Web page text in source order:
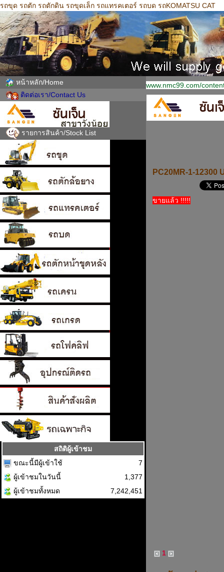
รถขุด รถตัก รถตักดิน รถขุดเล็ก รถแทรคเตอร์ รถบด รถKOMATSU CAT
หน้าหลัก/Home
ติดต่อเรา/Contact Us
รายการสินค้า/Stock List
สถิติผู้เข้าชม
ขณะนี้มีผู้เข้าใช้
7
ผู้เข้าชมในวันนี้
1,377
ผู้เข้าชมทั้งหมด
7,242,451
www.nmc99.com/
PC20MR-1-12300
ขายแล้ว !!!!!
1